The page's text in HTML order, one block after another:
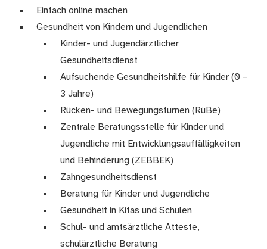
Einfach online machen
Gesundheit von Kindern und Jugendlichen
Kinder- und Jugendärztlicher
Gesundheitsdienst
Aufsuchende Gesundheitshilfe für Kinder (0 –
3 Jahre)
Rücken- und Bewegungsturnen (RüBe)
Zentrale Beratungsstelle für Kinder und
Jugendliche mit Entwicklungsauffälligkeiten
und Behinderung (ZEBBEK)
Zahngesundheitsdienst
Beratung für Kinder und Jugendliche
Gesundheit in Kitas und Schulen
Schul- und amtsärztliche Atteste,
schulärztliche Beratung